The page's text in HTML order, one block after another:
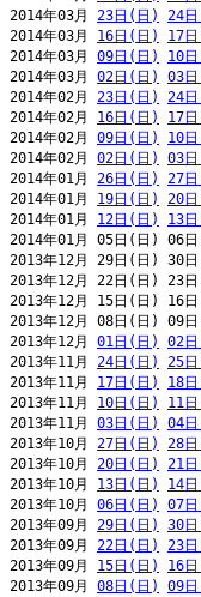
2014年03月 23日(日) 24
2014年03月 16日(日) 17
2014年03月 09日(日) 10
2014年03月 02日(日) 03
2014年02月 23日(日) 24
2014年02月 16日(日) 17
2014年02月 09日(日) 10
2014年02月 02日(日) 03
2014年01月 26日(日) 27
2014年01月 19日(日) 20
2014年01月 12日(日) 13
2014年01月 05日(日)
2013年12月 29日(日)
2013年12月 22日(日)
2013年12月 15日(日)
2013年12月 08日(日)
2013年12月 01日(日) 02
2013年11月 24日(日) 25
2013年11月 17日(日) 18
2013年11月 10日(日) 11
2013年11月 03日(日) 04
2013年10月 27日(日) 28
2013年10月 20日(日) 21
2013年10月 13日(日) 14
2013年10月 06日(日) 07
2013年09月 29日(日) 30
2013年09月 22日(日) 23
2013年09月 15日(日) 16
2013年09月 08日(日) 09